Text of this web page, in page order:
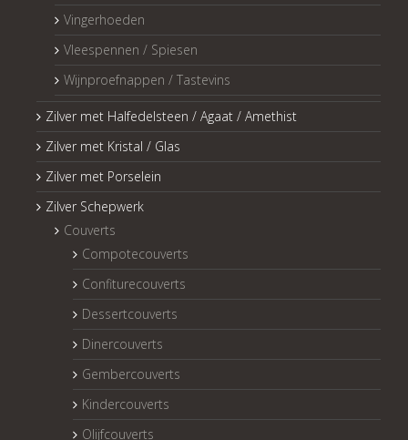
Vingerhoeden
Vleespennen / Spiesen
Wijnproefnappen / Tastevins
Zilver met Halfedelsteen / Agaat / Amethist
Zilver met Kristal / Glas
Zilver met Porselein
Zilver Schepwerk
Couverts
Compotecouverts
Confiturecouverts
Dessertcouverts
Dinercouverts
Gembercouverts
Kindercouverts
Olijfcouverts